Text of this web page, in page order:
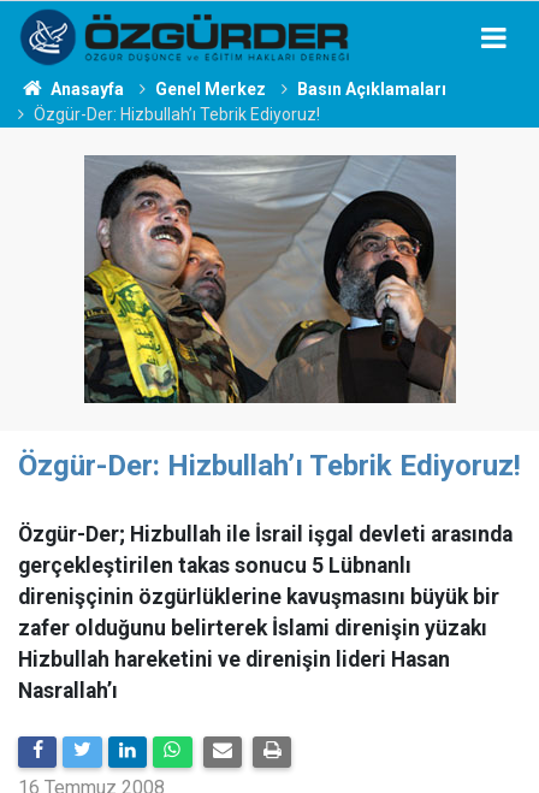
Anasayfa Genel Merkez
Basın Açıklamaları
Özgür-Der: Hizbullah’ı Tebrik Ediyoruz!
Özgür-Der: Hizbullah’ı Tebrik Ediyoruz!
Özgür-Der; Hizbullah ile İsrail işgal devleti arasında
gerçekleştirilen takas sonucu 5 Lübnanlı
direnişçinin özgürlüklerine kavuşmasını büyük bir
zafer olduğunu belirterek İslami direnişin yüzakı
Hizbullah hareketini ve direnişin lideri Hasan
Nasrallah’ı
16 Temmuz 2008